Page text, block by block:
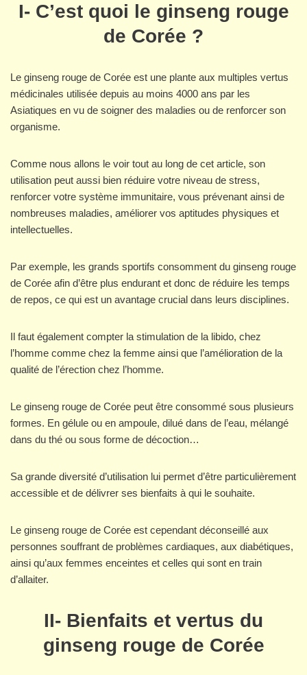
I- C’est quoi le ginseng rouge
de Corée ?
Le ginseng rouge de Corée est une plante aux multiples vertus
médicinales utilisée depuis au moins 4000 ans par les
Asiatiques en vu de soigner des maladies ou de renforcer son
organisme.
Comme nous allons le voir tout au long de cet article, son
utilisation peut aussi bien réduire votre niveau de stress,
renforcer votre système immunitaire, vous prévenant ainsi de
nombreuses maladies, améliorer vos aptitudes physiques et
intellectuelles.
Par exemple, les grands sportifs consomment du ginseng rouge
de Corée afin d’être plus endurant et donc de réduire les temps
de repos, ce qui est un avantage crucial dans leurs disciplines.
Il faut également compter la stimulation de la libido, chez
l’homme comme chez la femme ainsi que l’amélioration de la
qualité de l’érection chez l’homme.
Le ginseng rouge de Corée peut être consommé sous plusieurs
formes. En gélule ou en ampoule, dilué dans de l’eau, mélangé
dans du thé ou sous forme de décoction…
Sa grande diversité d’utilisation lui permet d’être particulièrement
accessible et de délivrer ses bienfaits à qui le souhaite.
Le ginseng rouge de Corée est cependant déconseillé aux
personnes souffrant de problèmes cardiaques, aux diabétiques,
ainsi qu’aux femmes enceintes et celles qui sont en train
d’allaiter.
II- Bienfaits et vertus du
ginseng rouge de Corée